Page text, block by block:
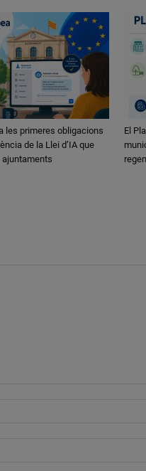
les primeres obligacions
de la Llei d’IA que
El